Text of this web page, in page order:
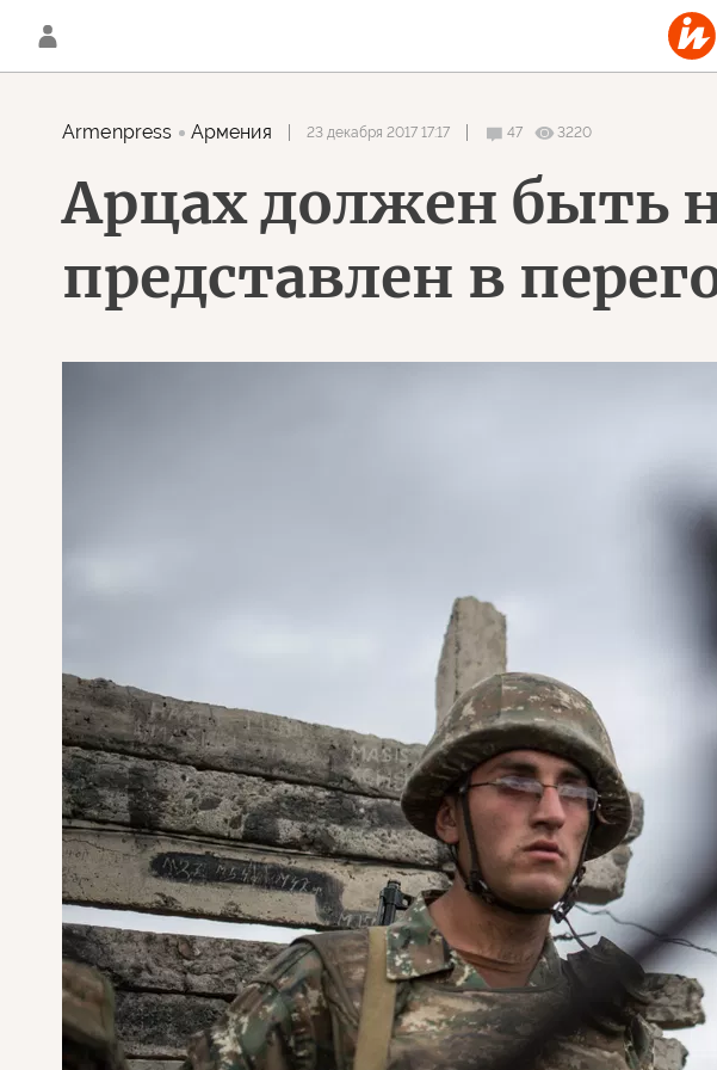
Аrmenpress Армения 23 декабря 2017 17:17 47 3220
Арцах должен быть
представлен в